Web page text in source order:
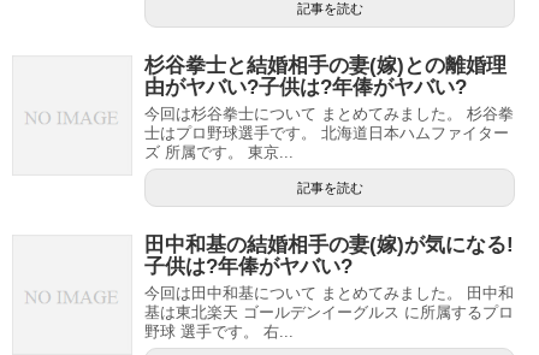
記事を読む
杉谷拳士と結婚相手の妻(嫁)との離婚理
由がヤバい?子供は?年俸がヤバい?
今回は杉谷拳士について まとめてみました。 杉谷拳
士はプロ野球選手です。 北海道日本ハムファイター
ズ 所属です。 東京...
記事を読む
田中和基の結婚相手の妻(嫁)が気になる!
子供は?年俸がヤバい?
今回は田中和基について まとめてみました。 田中和
基は東北楽天 ゴールデンイーグルス に所属するプロ
野球 選手です。 右...